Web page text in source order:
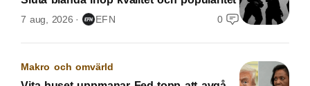
7 aug, 2026 EFN 0
Makro och omvärld